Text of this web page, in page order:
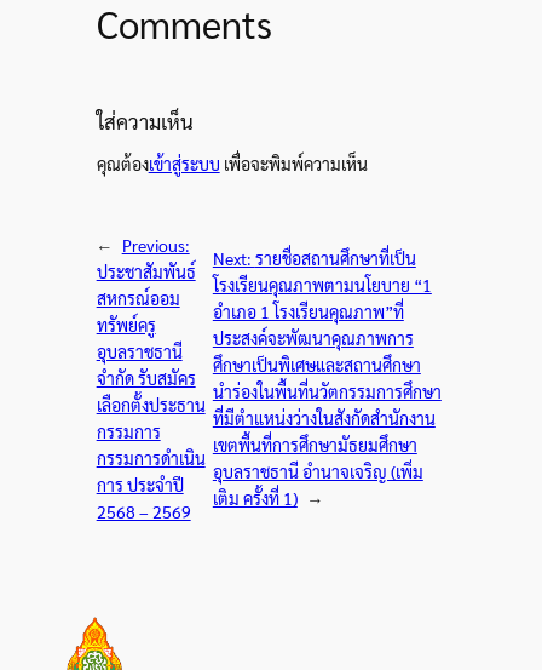
Comments
ใส่ความเห็น
คุณต้องเข้าสู่ระบบ เพื่อจะพิมพ์ความเห็น
←
Previous:
ประชาสัมพันธ์
สหกรณ์ออม
ทรัพย์ครู
อุบลราชธานี
จำกัด รับสมัคร
เลือกตั้งประธาน
กรรมการ
กรรมการดำเนิน
การ ประจำปี
2568 – 2569
Next: รายชื่อสถานศึกษาที่เป็น
โรงเรียนคุณภาพตามนโยบาย “1
อำเภอ 1 โรงเรียนคุณภาพ”ที่
ประสงค์จะพัฒนาคุณภาพการ
ศึกษาเป็นพิเศษและสถานศึกษา
นำร่องในพื้นที่นวัตกรรมการศึกษา
ที่มีตำแหน่งว่างในสังกัดสำนักงาน
เขตพื้นที่การศึกษามัธยมศึกษา
อุบลราชธานี อำนาจเจริญ (เพิ่ม
เติม ครั้งที่ 1) →